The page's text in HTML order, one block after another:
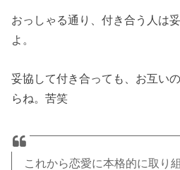
おっしゃる通り、付き合う人は
よ。
妥協して付き合っても、お互い
らね。苦笑
これから恋愛に本格的に取り